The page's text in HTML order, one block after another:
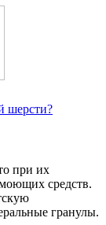
шерсти?
при их
средств.
гранулы.